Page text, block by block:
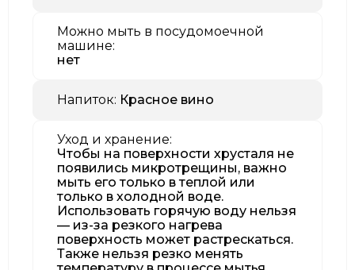
Можно мыть в посудомоечной
машине:
нет
Напиток: Красное вино
Уход и хранение:
Чтобы на поверхности хрусталя не
появились микротрещины, важно
мыть его только в теплой или
только в холодной воде.
Использовать горячую воду нельзя
— из-за резкого нагрева
поверхность может растрескаться.
Также нельзя резко менять